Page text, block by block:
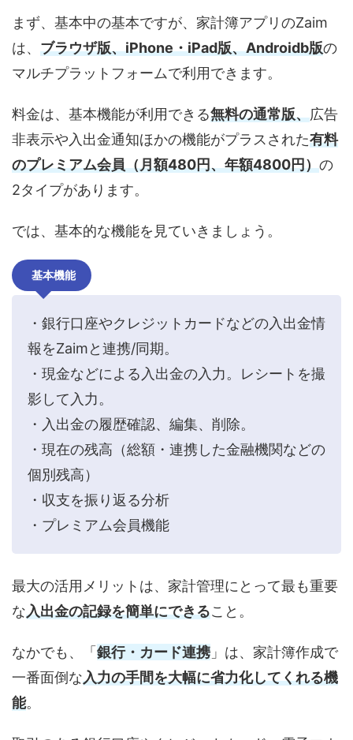
まず、基本中の基本ですが、家計簿アプリのZaim
は、 ブラウザ版、iPhone・iPad版、Androidb版の
マルチプラットフォームで利用できます。
料金は、基本機能が利用できる無料の通常版、広告
非表示や入出金通知ほかの機能がプラスされた有料
のプレミアム会員（月額480円、年額4800円）の
2タイプがあります。
では、基本的な機能を見ていきましょう。
基本機能
・銀行口座やクレジットカードなどの入出金情
報をZaimと連携/同期。
・現金などによる入出金の入力。レシートを撮
影して入力。
・入出金の履歴確認、編集、削除。
・現在の残高（総額・連携した金融機関などの
個別残高）
・収支を振り返る分析
・プレミアム会員機能
最大の活用メリットは、家計管理にとって最も重要
な入出金の記録を簡単にできること。
なかでも、「 銀行・カード連携 」は、家計簿作成で
一番面倒な入力の手間を大幅に省力化してくれる機
能。